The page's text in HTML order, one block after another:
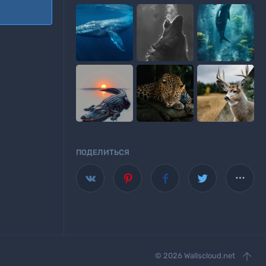
ПОДЕЛИТЬСЯ

© 2026 Wallscloud.net 

Wallscloud
приложение для Android